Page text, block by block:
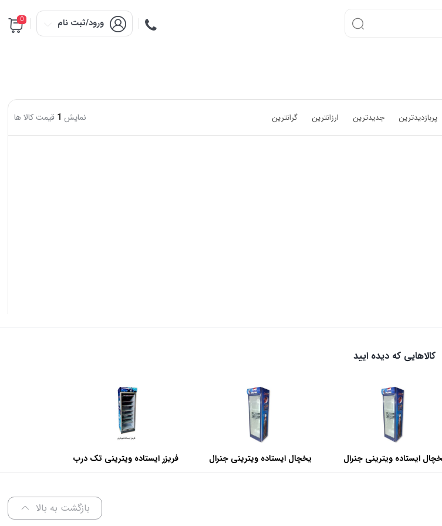
ورود/ثبت نام 0
پربازدیدترین جدیدترین ارزانترین گرانترین نمایش 1 قیمت کالا ها
کالاهایی که دیده ایید
ایستاده ویترینی جنرال
عرض 60 سانتی متر
یخچال ایستاده ویترینی جنرال
عرض 70 سانتی متر
فریزر ایستاده ویترینی تک درب
عرض 70 سانتی متر
بازگشت به بالا